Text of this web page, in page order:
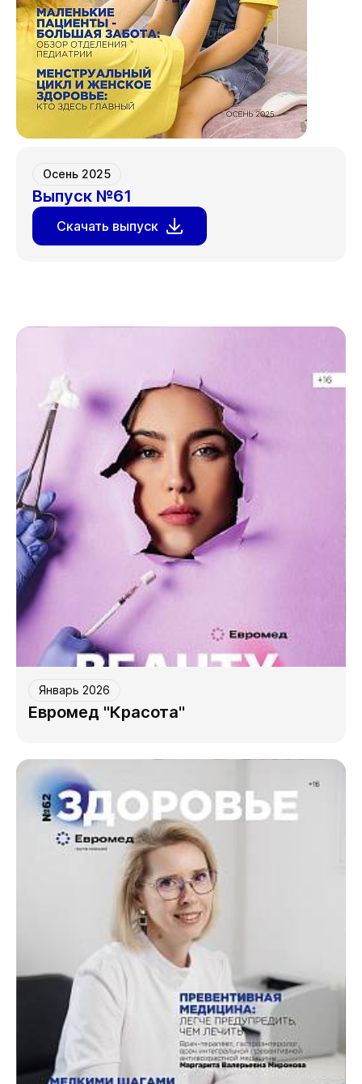
Осень 2025
Выпуск №61
Скачать выпуск
Январь 2026
Евромед "Красота"